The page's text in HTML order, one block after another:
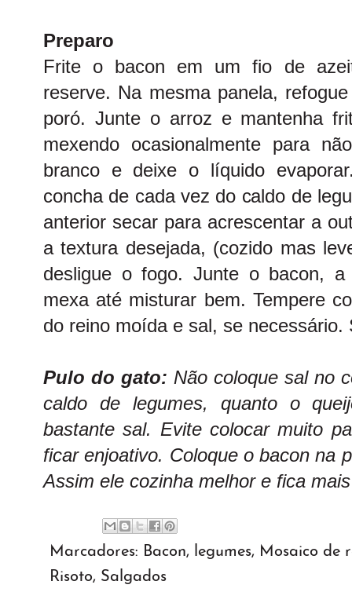
Preparo
Frite o bacon em um fio de
reserve. Na mesma panela,
poró. Junte o arroz e mantenha
mexendo ocasionalmente para
branco e deixe o líquido
concha de cada vez do caldo de
anterior secar para acrescentar a
a textura desejada, (cozido mas
desligue o fogo. Junte o bacon,
mexa até misturar bem. Tempere
do reino moída e sal, se necessário.
Pulo do gato: Não coloque sal no
caldo de legumes, quanto o
bastante sal. Evite colocar muito
ficar enjoativo. Coloque o bacon na
Assim ele cozinha melhor e fica
Marcadores: Bacon, legumes, Mosaico de
Risoto, Salgados